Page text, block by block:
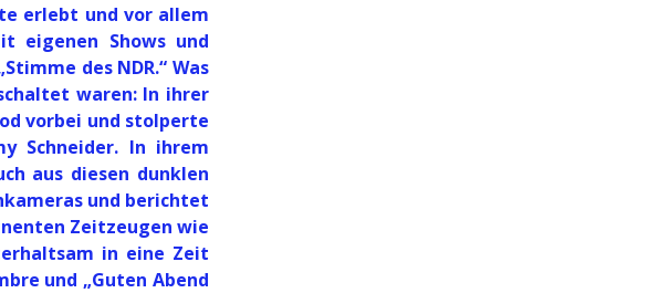
erlebt und vor allem
eigenen Shows und
des NDR.“ Was
waren: In ihrer
vorbei und stolperte
Schneider. In ihrem
aus diesen dunklen
und berichtet
Zeitzeugen wie
in eine Zeit
und „Guten Abend